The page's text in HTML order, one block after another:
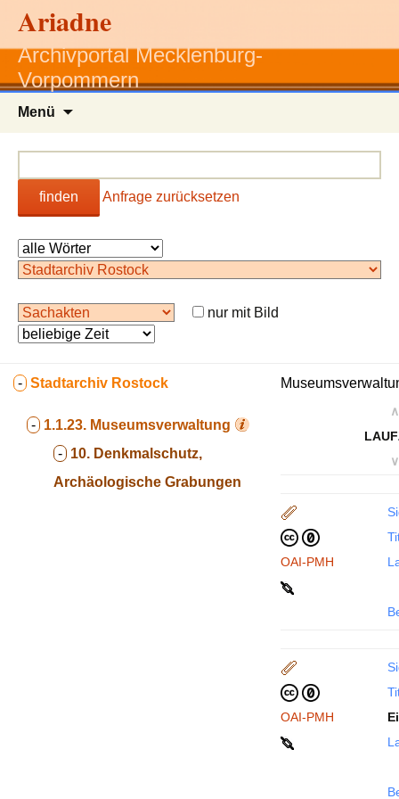
Ariadne
Archivportal Mecklenburg-
Vorpommern
Menü
finden Anfrage zurücksetzen
nur mit Bild
- Stadtarchiv Rostock
- 1.1.23. Museumsverwaltung
- 10. Denkmalschutz,
Archäologische Grabungen
∧
∨
OAI-PMH
OAI-PMH